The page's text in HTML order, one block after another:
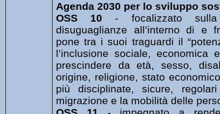
Agenda 2030 per lo sviluppo
OSS 10 - focalizzato
disuguaglianze all’interno di e
pone tra i suoi traguardi il
l’inclusione sociale,
prescindere da età, sesso,
origine, religione, stato
più disciplinate, sicure,
migrazione e la mobilità delle